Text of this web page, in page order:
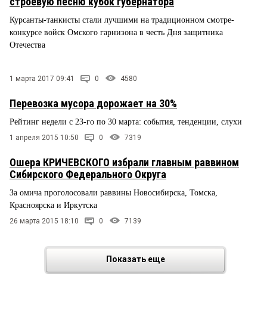
Курсанты-танкисты стали лучшими на традиционном смотре-
конкурсе войск Омского гарнизона в честь Дня защитника
Отечества
1 марта 2017 09:41 0 4580
Перевозка мусора дорожает на 30%
Рейтинг недели с 23-го по 30 марта: события, тенденции, слухи
1 апреля 2015 10:50 0 7319
Ошера КРИЧЕВСКОГО избрали главным раввином
Сибирского Федерального Округа
За омича проголосовали раввины Новосибирска, Томска,
Красноярска и Иркутска
26 марта 2015 18:10 0 7139
Показать еще